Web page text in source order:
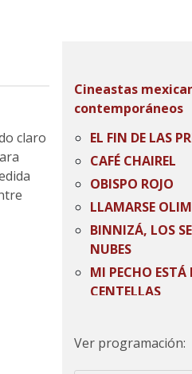
claro
Cineastas
contemporáneos
EL FIN DE LAS
CAFÉ CHAIREL
OBISPO ROJO
LLAMARSE
BINNIZÁ, LOS
NUBES
MI PECHO ESTÁ
CENTELLAS
SINAHAL,
PARTOS
Ver programación: